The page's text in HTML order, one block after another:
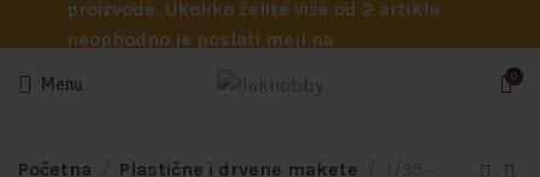
proizvode. Ukoliko želite više od 2 artikla
neophodno je poslati mejl na
potrebna pomoć oko odabira.
Menu 0
Početna Plastične i drvene makete